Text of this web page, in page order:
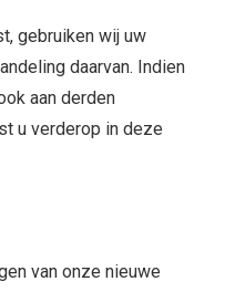
gebruiken wij uw
daarvan. Indien
aan derden
u verderop in deze
van onze nieuwe